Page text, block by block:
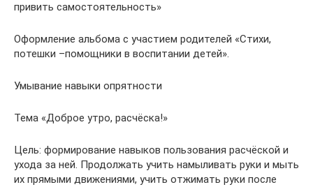
привить самостоятельность»
Оформление альбома с участием родителей «Стихи,
потешки –помощники в воспитании детей».
Умывание навыки опрятности
Тема «Доброе утро, расчёска!»
Цель: формирование навыков пользования расчёской и
ухода за ней. Продолжать учить намыливать руки и мыть
их прямыми движениями, учить отжимать руки после